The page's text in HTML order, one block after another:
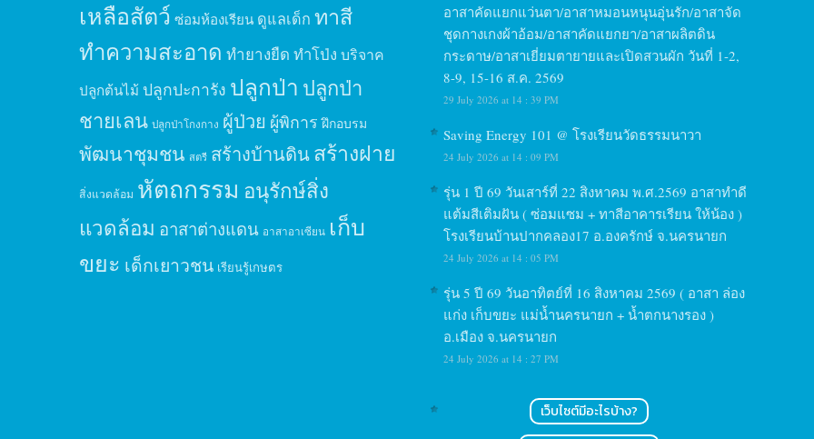
เหลือสัตว์ ซ่อมห้องเรียน ดูแลเด็ก ทาสี
ทำความสะอาด ทำยางยืด ทำโป่ง บริจาค
ปลูกต้นไม้ ปลูกปะการัง ปลูกป่า ปลูกป่า
ชายเลน ปลูกป่าโกงกาง ผู้ป่วย ผู้พิการ ฝึกอบรม
พัฒนาชุมชน สตรี สร้างบ้านดินสร้างฝาย
สิ่งแวดล้อม หัตถกรรม อนุรักษ์สิ่ง
แวดล้อม อาสาต่างแดน อาสาอาเซียน เก็บ
ขยะ เด็กเยาวชน เรียนรู้เกษตร
อาสาคัดแยกแว่นตา/อาสาหมอนหนุนอุ่นรัก/อาสาจัด
ชุดกางเกงผ้าอ้อม/อาสาคัดแยกยา/อาสาผลิตดิน
กระดาษ/อาสาเยี่ยมตายายและเปิดสวนผัก วันที่ 1-2,
8-9, 15-16 ส.ค. 2569
29 July 2026 at 14 : 39 PM
Saving Energy 101 @ โรงเรียนวัดธรรมนาวา
24 July 2026 at 14 : 09 PM
รุ่น 1 ปี 69 วันเสาร์ที่ 22 สิงหาคม พ.ศ.2569 อาสาทำดี
แต้มสีเติมฝัน ( ซ่อมแซม + ทาสีอาคารเรียน ให้น้อง )
โรงเรียนบ้านปากคลอง17 อ.องครักษ์ จ.นครนายก
24 July 2026 at 14 : 05 PM
รุ่น 5 ปี 69 วันอาทิตย์ที่ 16 สิงหาคม 2569 ( อาสา ล่อง
แก่ง เก็บขยะ แม่น้ำนครนายก + น้ำตกนางรอง )
อ.เมือง จ.นครนายก
24 July 2026 at 14 : 27 PM
เว็บไซต์มีอะไรบ้าง?